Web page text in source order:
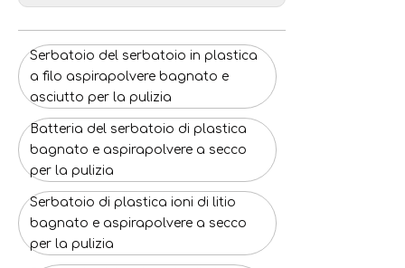
Serbatoio del serbatoio in plastica
a filo aspirapolvere bagnato e
asciutto per la pulizia
Batteria del serbatoio di plastica
bagnato e aspirapolvere a secco
per la pulizia
Serbatoio di plastica ioni di litio
bagnato e aspirapolvere a secco
per la pulizia